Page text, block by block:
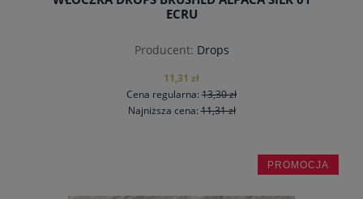
ECRU
Producent: Drops
11,31 zł
Cena regularna: 13,30 zł
Najniższa cena:11,31 zł
PROMOCJA